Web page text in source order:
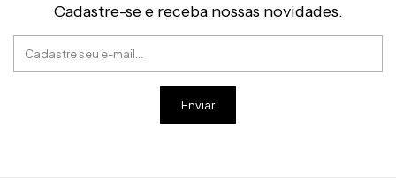
Cadastre-se e receba nossas novidades.